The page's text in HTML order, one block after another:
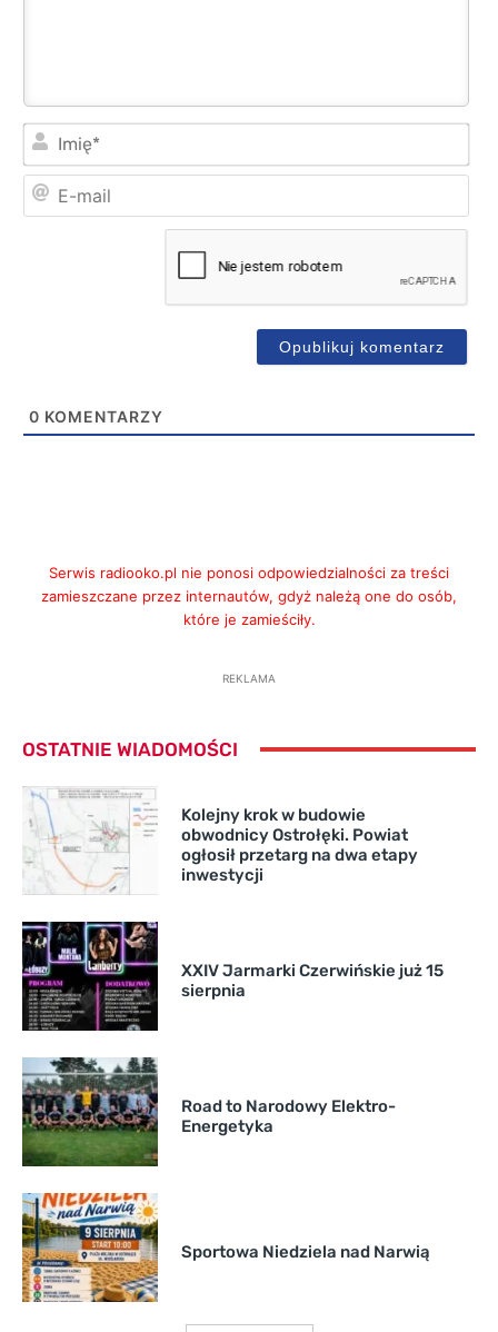
0 KOMENTARZY
Serwis radiooko.pl nie ponosi odpowiedzialności za treści
zamieszczane przez internautów, gdyż należą one do osób,
które je zamieściły.
REKLAMA
OSTATNIE WIADOMOŚCI
Kolejny krok w budowie
obwodnicy Ostrołęki. Powiat
ogłosił przetarg na dwa etapy
inwestycji
XXIV Jarmarki Czerwińskie już 15
sierpnia
Road to Narodowy Elektro-
Energetyka
Sportowa Niedziela nad Narwią